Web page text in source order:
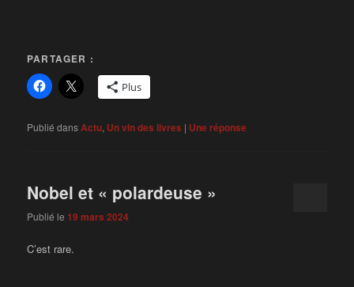
PARTAGER :
Plus
Publié dansActu, Un vin des livres | Uneréponse
Nobel et « polardeuse »
Publié le 19 mars 2024
C’est rare.